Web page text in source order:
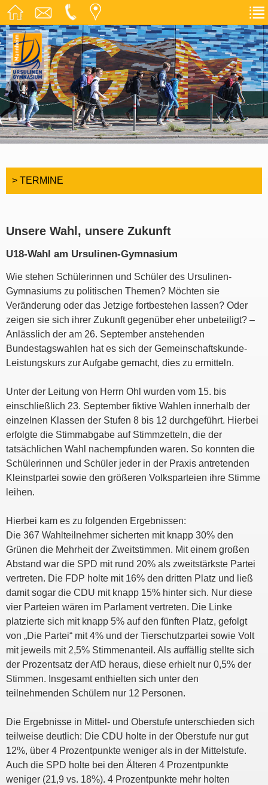
> TERMINE
Unsere Wahl, unsere Zukunft
U18-Wahl am Ursulinen-Gymnasium
Wie stehen Schülerinnen und Schüler des Ursulinen-
Gymnasiums zu politischen Themen? Möchten sie
Veränderung oder das Jetzige fortbestehen lassen? Oder
zeigen sie sich ihrer Zukunft gegenüber eher unbeteiligt? –
Anlässlich der am 26. September anstehenden
Bundestagswahlen hat es sich der Gemeinschaftskunde-
Leistungskurs zur Aufgabe gemacht, dies zu ermitteln.
Unter der Leitung von Herrn Ohl wurden vom 15. bis
einschließlich 23. September fiktive Wahlen innerhalb der
einzelnen Klassen der Stufen 8 bis 12 durchgeführt. Hierbei
erfolgte die Stimmabgabe auf Stimmzetteln, die der
tatsächlichen Wahl nachempfunden waren. So konnten die
Schülerinnen und Schüler jeder in der Praxis antretenden
Kleinstpartei sowie den größeren Volksparteien ihre Stimme
leihen.
Hierbei kam es zu folgenden Ergebnissen:
Die 367 Wahlteilnehmer sicherten mit knapp 30% den
Grünen die Mehrheit der Zweitstimmen. Mit einem großen
Abstand war die SPD mit rund 20% als zweitstärkste Partei
vertreten. Die FDP holte mit 16% den dritten Platz und ließ
damit sogar die CDU mit knapp 15% hinter sich. Nur diese
vier Parteien wären im Parlament vertreten. Die Linke
platzierte sich mit knapp 5% auf den fünften Platz, gefolgt
von „Die Partei“ mit 4% und der Tierschutzpartei sowie Volt
mit jeweils mit 2,5% Stimmenanteil. Als auffällig stellte sich
der Prozentsatz der AfD heraus, diese erhielt nur 0,5% der
Stimmen. Insgesamt enthielten sich unter den
teilnehmenden Schülern nur 12 Personen.
Die Ergebnisse in Mittel- und Oberstufe unterschieden sich
teilweise deutlich: Die CDU holte in der Oberstufe nur gut
12%, über 4 Prozentpunkte weniger als in der Mittelstufe.
Auch die SPD holte bei den Älteren 4 Prozentpunkte
weniger (21,9 vs. 18%). 4 Prozentpunkte mehr holten